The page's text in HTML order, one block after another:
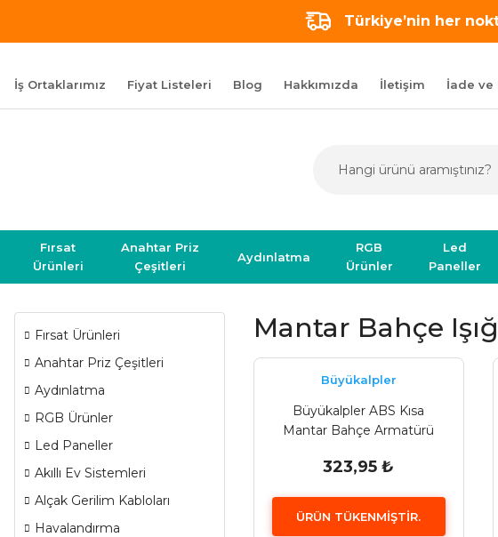
Türkiye’nin her
İş Ortaklarımız Fiyat Listeleri Blog Hakkımızda İletişim İade ve
Fırsat
Ürünleri
Anahtar Priz
Çeşitleri
Aydınlatma
RGB
Ürünler
Led
Paneller
Fırsat Ürünleri
Anahtar Priz Çeşitleri
Aydınlatma
RGB Ürünler
Led Paneller
Akıllı Ev Sistemleri
Alçak Gerilim Kabloları
Havalandırma
Mantar Bahçe
Büyükalpler
Büyükalpler ABS Kısa
Mantar Bahçe Armatürü
323,95 ₺
ÜRÜN TÜKENMİŞTİR.